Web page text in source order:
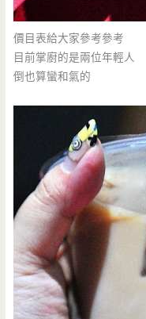
價目表給大家參考參考
目前掌廚的是兩位年輕人
倒也算蠻和氣的